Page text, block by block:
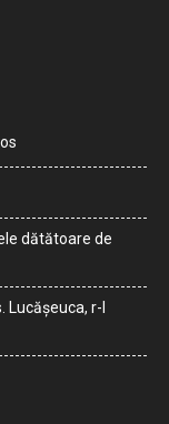
dătătoare de
Lucășeuca, r-l